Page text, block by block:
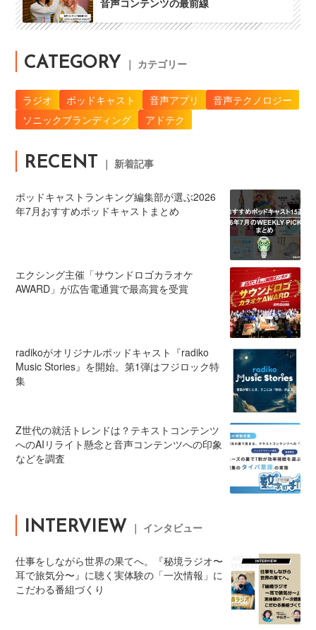
CATEGORY ｜ カテゴリー
ラジオ ポッドキャスト 音声アプリ
音声テクノロジー
ソニックブランディング
アドテク
RECENT ｜ 新着記事
ポッドキャストランキング編集部が選ぶ2026
年7月おすすめポッドキャストまとめ
エクシング主催「サウンドロゴカラオケ
AWARD」が広告電通賞で最高賞を受賞
radikoがオリジナルポッドキャスト『radiko
Music Stories』を開始。第1弾はフジロック特
集
Z世代の就活トレンドは？テキストコンテンツ
へのAIリライト懸念と音声コンテンツへの印象
などを調査
INTERVIEW ｜ インタビュー
仕事をしながら世界の果てへ。『秘境ラジオ〜
耳で旅気分〜』に聴く実体験の「一次情報」に
こだわる番組づくり